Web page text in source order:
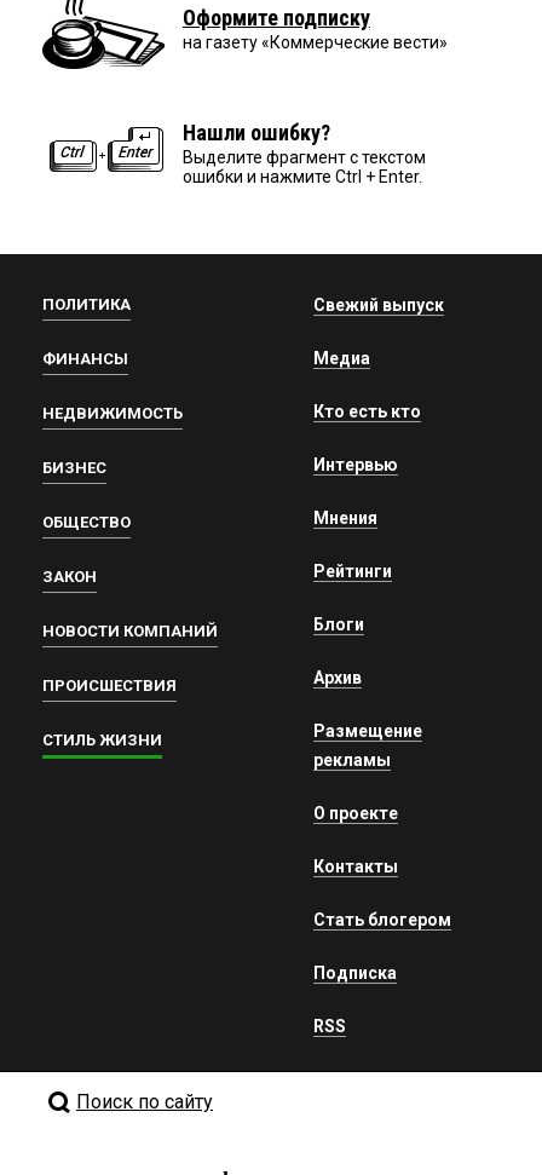
Оформите подписку
на газету «Коммерческие вести»
Нашли ошибку?
Выделите фрагмент с текстом
ошибки и нажмите Ctrl + Enter.
ПОЛИТИКА
ФИНАНСЫ
НЕДВИЖИМОСТЬ
БИЗНЕС
ОБЩЕСТВО
ЗАКОН
НОВОСТИ КОМПАНИЙ
ПРОИСШЕСТВИЯ
СТИЛЬ ЖИЗНИ
Свежий выпуск
Медиа
Кто есть кто
Интервью
Мнения
Рейтинги
Блоги
Архив
Размещение
рекламы
О проекте
Контакты
Стать блогером
Подписка
RSS
Поиск по сайту